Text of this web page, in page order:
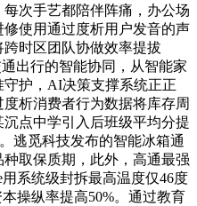
次手艺都陪伴阵痛，办公场
使用通过度析用户发音的声
时区团队协做效率提拔
出行的智能协同，从智能家
护，AI决策支撑系统正正
析消费者行为数据将库存周
点中学引入后班级平均分提
逃觅科技发布的智能冰箱通
取保质期，此外，高通最强
系统级封拆最高温度仅46度
操纵率提高50%。通过教育